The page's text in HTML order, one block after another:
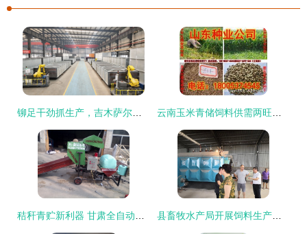
铆足干劲抓生产，吉木萨尔县工业经济首季稳开局——以畜牧渔业饲料销售为突破口 云南玉米青储饲料供需两旺，助力畜牧渔业饲料高效转型
秸秆青贮新利器 甘肃全自动打捆包膜机助推农业现代化 县畜牧水产局开展饲料生产企业安全生产专项检查 强化畜牧渔业饲料销售环节监管